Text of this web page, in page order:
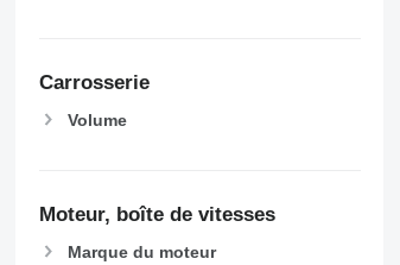
Carrosserie
Volume
Moteur, boîte de vitesses
Marque du moteur